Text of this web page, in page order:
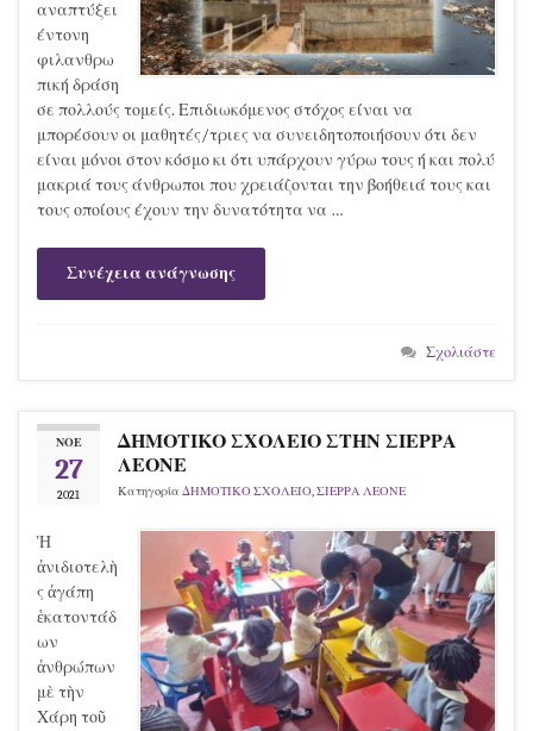
αναπτύξει
έντονη
φιλανθρω
πική δράση
σε πολλούς τομείς. Επιδιωκόμενος στόχος είναι να
μπορέσουν οι μαθητές/τριες να συνειδητοποιήσουν ότι δεν
είναι μόνοι στον κόσμο κι ότι υπάρχουν γύρω τους ή και πολύ
μακριά τους άνθρωποι που χρειάζονται την βοήθειά τους και
τους οποίους έχουν την δυνατότητα να …
Συνέχεια ανάγνωσης
Σχολιάστε
ΝΟΈ
27
2021
ΔΗΜΟΤΙΚΟ ΣΧΟΛΕΙΟ ΣΤΗΝ ΣΙΕΡΡΑ
ΛΕΟΝΕ
Κατηγορία ΔΗΜΟΤΙΚΟ ΣΧΟΛΕΙΟ,ΣΙΕΡΡΑ ΛΕΟΝΕ
Ἡ
ἀνιδιοτελὴ
ς ἀγάπη
ἑκατοντάδ
ων
ἀνθρώπων
μὲ τὴν
Χάρη τοῦ